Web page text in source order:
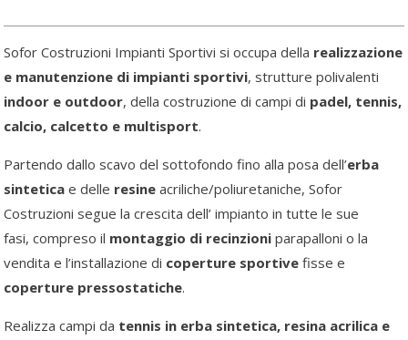
Sofor Costruzioni Impianti Sportivi si occupa della realizzazione
e manutenzione di impianti sportivi, strutture polivalenti
indoor e outdoor, della costruzione di campi di padel, tennis,
calcio, calcetto e multisport.
Partendo dallo scavo del sottofondo fino alla posa dell’erba
sintetica e delle resine acriliche/poliuretaniche, Sofor
Costruzioni segue la crescita dell’ impianto in tutte le sue
fasi, compreso il montaggio di recinzioni parapalloni o la
vendita e l’installazione di coperture sportive fisse e
coperture pressostatiche.
Realizza campi da tennis in erba sintetica, resina acrilica e